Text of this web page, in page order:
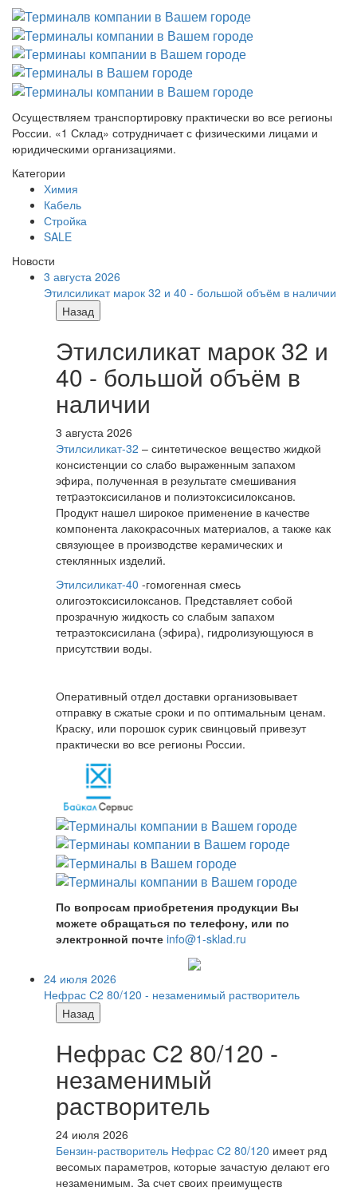
Осуществляем транспортировку практически во все регионы
России. «1 Склад» сотрудничает с физическими лицами и
юридическими организациями.
Категории
Химия
Кабель
Стройка
SALE
Новости
3 августа 2026
Этилсиликат марок 32 и 40 - большой объём в наличии
Назад
Этилсиликат марок 32 и
40 - большой объём в
наличии
3 августа 2026
Этилсиликат-32 – синтетическое вещество жидкой
консистенции со слабо выраженным запахом
эфира, полученная в результате смешивания
тетpаэтоксисиланов и полиэтоксисилоксанов.
Продукт нашел широкое применение в качестве
компонента лакокрасочных материалов, а также как
связующее в производстве керамических и
стеклянных изделий.
Этилсиликат-40 -гомогенная смесь
олигоэтоксисилоксанов. Представляет собой
прозрачную жидкость со слабым запахом
тетраэтоксисилана (эфира), гидролизующуюся в
присутствии воды.
Оперативный отдел доставки организовывает
отправку в сжатые сроки и по оптимальным ценам.
Краску, или порошок сурик свинцовый привезут
практически во все регионы России.
По вопросам приобретения продукции Вы
можете обращаться по телефону, или по
электронной почте info@1-sklad.ru
24 июля 2026
Нефрас С2 80/120 - незаменимый растворитель
Назад
Нефрас С2 80/120 -
незаменимый
растворитель
24 июля 2026
Бензин-растворитель Нефрас С2 80/120 имеет ряд
весомых параметров, которые зачастую делают его
незаменимым. За счет своих преимуществ